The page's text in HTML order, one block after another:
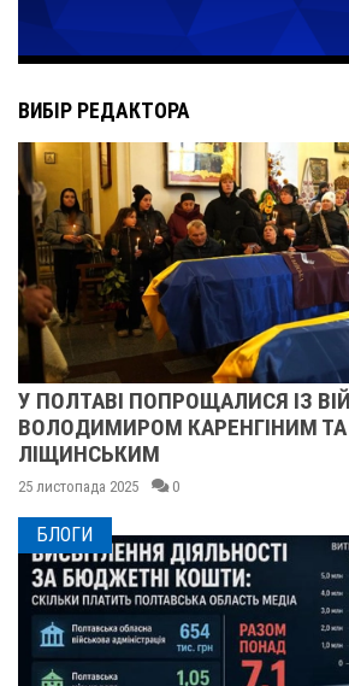
ВИБІР РЕДАКТОРА
У ПОЛТАВІ ПОПРОЩАЛИСЯ ІЗ
ВОЛОДИМИРОМ КАРЕНГІНИМ
ЛІЩИНСЬКИМ
25 листопада 2025 0
БЛОГИ